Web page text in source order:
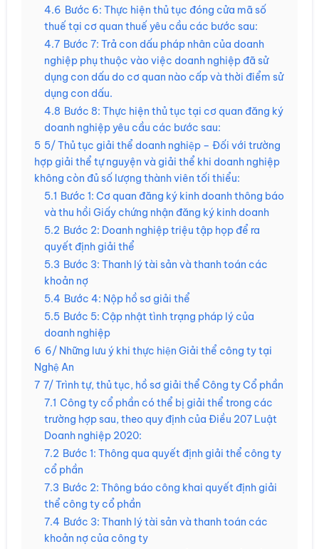
4.6 Bước 6: Thực hiện thủ tục đóng cửa mã số
thuế tại cơ quan thuế yêu cầu các bước sau:
4.7 Bước 7: Trả con dấu pháp nhân của doanh
nghiệp phụ thuộc vào việc doanh nghiệp đã sử
dụng con dấu do cơ quan nào cấp và thời điểm sử
dụng con dấu.
4.8 Bước 8: Thực hiện thủ tục tại cơ quan đăng ký
doanh nghiệp yêu cầu các bước sau:
5 5/ Thủ tục giải thể doanh nghiệp – Đối với trường
hợp giải thể tự nguyện và giải thể khi doanh nghiệp
không còn đủ số lượng thành viên tối thiểu:
5.1 Bước 1: Cơ quan đăng ký kinh doanh thông báo
và thu hồi Giấy chứng nhận đăng ký kinh doanh
5.2 Bước 2: Doanh nghiệp triệu tập họp để ra
quyết định giải thể
5.3 Bước 3: Thanh lý tài sản và thanh toán các
khoản nợ
5.4 Bước 4: Nộp hồ sơ giải thể
5.5 Bước 5: Cập nhật tình trạng pháp lý của
doanh nghiệp
6 6/ Những lưu ý khi thực hiện Giải thể công ty tại
Nghệ An
7 7/ Trình tự, thủ tục, hồ sơ giải thể Công ty Cổ phần
7.1 Công ty cổ phần có thể bị giải thể trong các
trường hợp sau, theo quy định của Điều 207 Luật
Doanh nghiệp 2020:
7.2 Bước 1: Thông qua quyết định giải thể công ty
cổ phần
7.3 Bước 2: Thông báo công khai quyết định giải
thể công ty cổ phần
7.4 Bước 3: Thanh lý tài sản và thanh toán các
khoản nợ của công ty